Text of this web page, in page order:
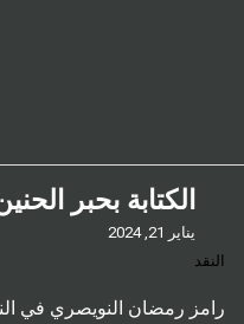
الكتابة بحبر
يناير 21, 2024
النقد
رامز رمضان النويصري في